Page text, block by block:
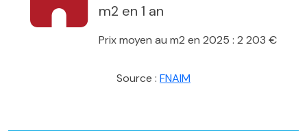
m2 en 1 an
Prix moyen au m2 en 2025 : 2 203 €
Source : FNAIM